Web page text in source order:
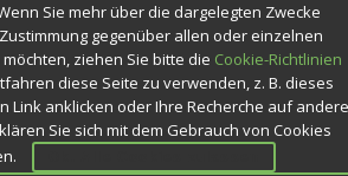
Sie mehr über die dargelegten Zwecke
gegenüber allen oder einzelnen
ziehen Sie bitte die Cookie-Richtlinien
diese Seite zu verwenden, z. B. dieses
Link anklicken oder Ihre Recherche auf andere
Sie sich mit dem Gebrauch von Cookies